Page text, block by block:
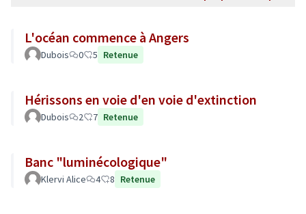
L'océan commence à Angers
Dubois 0 5 Retenue
Hérissons en voie d'en voie d'extinction
Dubois 2 7 Retenue
Banc "luminécologique"
Klervi Alice 4 8 Retenue